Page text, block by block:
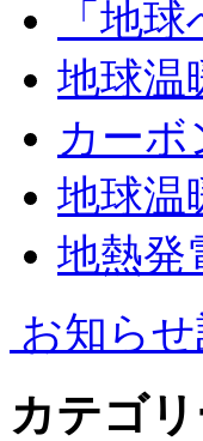
「地
地球温
カー
地球
地熱発
お知ら
カテゴ